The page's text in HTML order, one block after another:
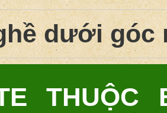
dưới góc
THUỘC